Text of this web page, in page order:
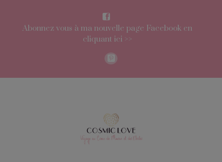
Abonnez vous à ma nouvelle page Facebook en
cliquant ici >>